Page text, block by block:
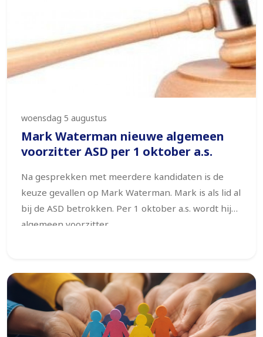
woensdag 5 augustus
Mark Waterman nieuwe algemeen
voorzitter ASD per 1 oktober a.s.
Na gesprekken met meerdere kandidaten is de
keuze gevallen op Mark Waterman. Mark is als lid al
bij de ASD betrokken. Per 1 oktober a.s. wordt hij
algemeen voorzitter.